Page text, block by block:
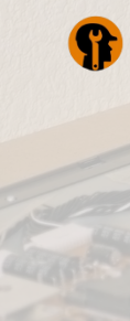
contenido